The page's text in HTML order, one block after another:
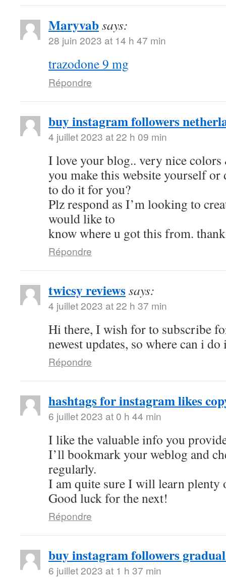
Maryvabsays:
28 juin 2023 at 14 h 47 min
trazodone 9 mg
Répondre
buy instagram followers
4 juillet 2023 at 22 h 09 min
I love your blog.. very nice
you make this website yourself or
to do it for you?
Plz respond as I’m looking to
would like to
know where u got this from.
Répondre
twicsy reviewssays:
4 juillet 2023 at 22 h 37 min
Hi there, I wish for to subscribe
newest updates, so where can i
Répondre
hashtags for instagram likes
6 juillet 2023 at 0 h 44 min
I like the valuable info you
I’ll bookmark your weblog and
regularly.
I am quite sure I will learn plenty
Good luck for the next!
Répondre
buy instagram followers
6 juillet 2023 at 1 h 37 min